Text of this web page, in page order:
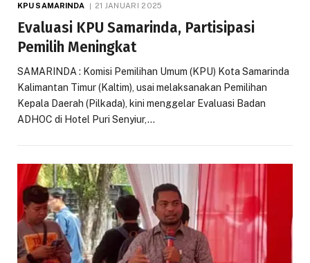
KPU SAMARINDA 21 JANUARI 2025
Evaluasi KPU Samarinda, Partisipasi
Pemilih Meningkat
SAMARINDA : Komisi Pemilihan Umum (KPU) Kota Samarinda
Kalimantan Timur (Kaltim), usai melaksanakan Pemilihan
Kepala Daerah (Pilkada), kini menggelar Evaluasi Badan
ADHOC di Hotel Puri Senyiur,…